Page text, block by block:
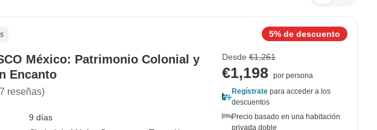
México: Patrimonio Colonial y
Encanto
reseñas)
9 días
5% de descuento
Desde €1,261
€1,198
por persona
Regístrate para acceder a los
descuentos
Precio basado en una habitación
privada doble